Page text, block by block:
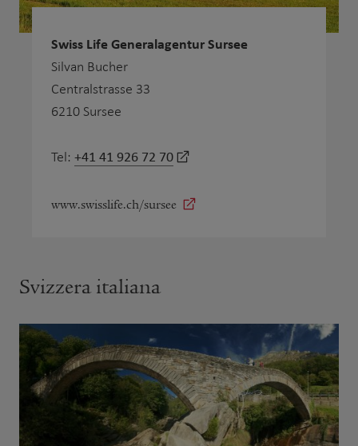
Swiss Life Generalagentur Sursee
Silvan Bucher
Centralstrasse 33
6210 Sursee
Tel: +41 41 926 72 70
www.swisslife.ch/sursee
Svizzera italiana